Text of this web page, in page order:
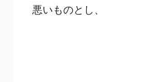
悪いものとし、